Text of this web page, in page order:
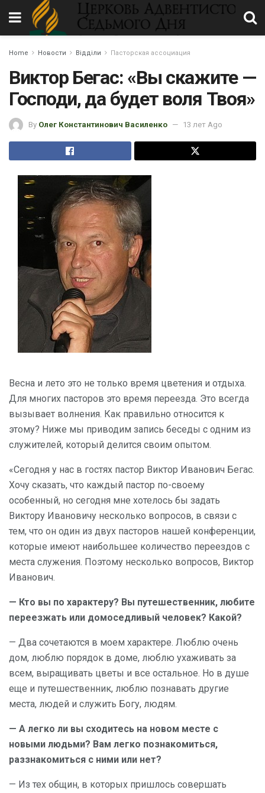
Home Новости Відділи Пасторская ассоциация
Виктор Бегас: «Вы скажите —
Господи, да будет воля Твоя»
By Олег Константинович Василенко 13 лет Ago
Весна и лето это не только время цветения и отдыха.
Для многих пасторов это время переезда. Это всегда
вызывает волнения. Как правильно относится к
этому? Ниже мы приводим запись беседы с одним из
служителей, который делится своим опытом.
«Сегодня у нас в гостях пастор Виктор Иванович Бегас.
Хочу сказать, что каждый пастор по-своему
особенный, но сегодня мне хотелось бы задать
Виктору Ивановичу несколько вопросов, в связи с
тем, что он один из двух пасторов нашей конференции,
которые имеют наибольшее количество переездов с
места служения. Поэтому несколько вопросов, Виктор
Иванович.
— Кто вы по характеру? Вы путешественник, любите
переезжать или домоседливый человек? Какой?
— Два сочетаются в моем характере. Люблю очень
дом, люблю порядок в доме, люблю ухаживать за
всем, выращивать цветы и все остальное. Но в душе
еще и путешественник, люблю познавать другие
места, людей и служить Богу, людям.
— А легко ли вы сходитесь на новом месте с
новыми людьми? Вам легко познакомиться,
раззнакомиться с ними или нет?
— Из тех общин, в которых пришлось совершать